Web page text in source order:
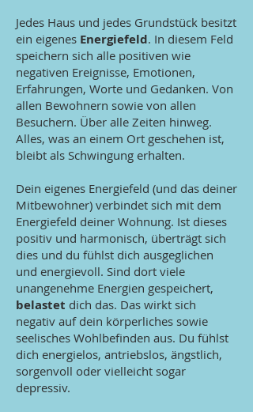
Jedes Haus und jedes Grundstück besitzt
ein eigenes Energiefeld. In diesem Feld
speichern sich alle positiven wie
negativen Ereignisse, Emotionen,
Erfahrungen, Worte und Gedanken. Von
allen Bewohnern sowie von allen
Besuchern. Über alle Zeiten hinweg.
Alles, was an einem Ort geschehen ist,
bleibt als Schwingung erhalten.
Dein eigenes Energiefeld (und das deiner
Mitbewohner) verbindet sich mit dem
Energiefeld deiner Wohnung. Ist dieses
positiv und harmonisch, überträgt sich
dies und du fühlst dich ausgeglichen
und energievoll. Sind dort viele
unangenehme Energien gespeichert,
belastet dich das. Das wirkt sich
negativ auf dein körperliches sowie
seelisches Wohlbefinden aus. Du fühlst
dich energielos, antriebslos, ängstlich,
sorgenvoll oder vielleicht sogar
depressiv.